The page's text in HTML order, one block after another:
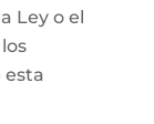
Ley o el
esta